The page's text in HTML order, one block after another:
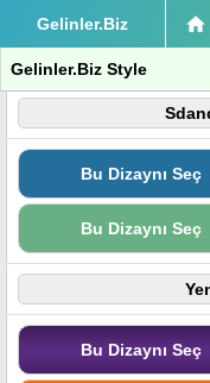
Gelinler.Biz
Gelinler.Biz Style
Bu Dizaynı Seç
Bu Dizaynı Seç
Bu Dizaynı Seç